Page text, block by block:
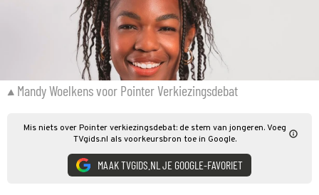
Mandy Woelkens voor Pointer Verkiezingsdebat
Mis niets over Pointer verkiezingsdebat: de stem van jongeren. Voeg
TVgids.nl als voorkeursbron toe in Google.
MAAK TVGIDS.NL JE GOOGLE-FAVORIET